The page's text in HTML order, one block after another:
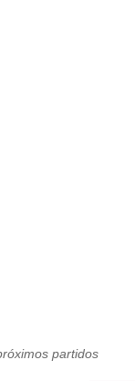
partidos